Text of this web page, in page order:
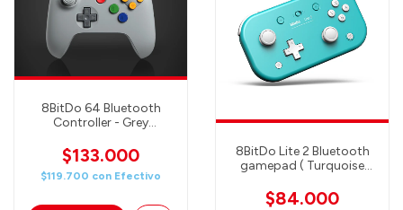
8BitDo 64 Bluetooth
Controller - Grey
$133.000
$119.700 con Efectivo
8BitDo Lite 2 Bluetooth
gamepad ( Turquoise
$84.000